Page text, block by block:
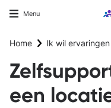
gaan
Menu
Home Ik wil
een